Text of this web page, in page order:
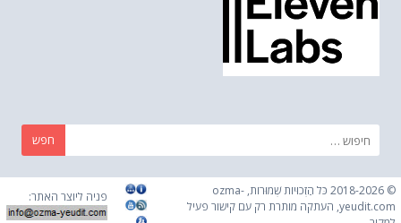
חפש:
© 2018-2026 כֹּל הַזְכוּיוֹת שְׁמוּרוֹת, ozma-
yeudit.com, העתקה מותרת רק עם קישור פעיל
פניה ליוצר האתר: